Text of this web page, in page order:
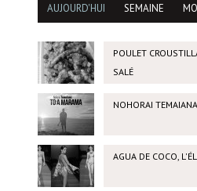
AUJOURD'HUI SEMAINE
POULET
SALÉ
NOHORAI
AGUA DE COCO,